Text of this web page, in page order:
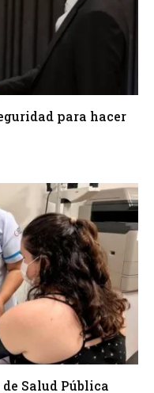
para hacer
Salud Pública